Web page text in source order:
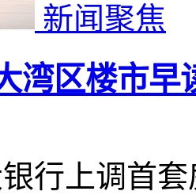
新闻聚焦
湾区楼市
行上调首